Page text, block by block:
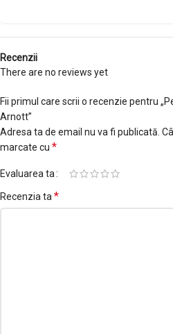
Recenzii
There are no reviews yet
Fii primul care scrii o recenzie pentru
Arnott”
Adresa ta de email nu va fi publicată.
marcate cu *
Evaluarea ta
Recenzia ta*